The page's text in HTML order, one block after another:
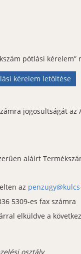
pótlási
kérelem letöltése
jogosultságát
aláírt
az
5309-es fax számra
elküldve a
osztály